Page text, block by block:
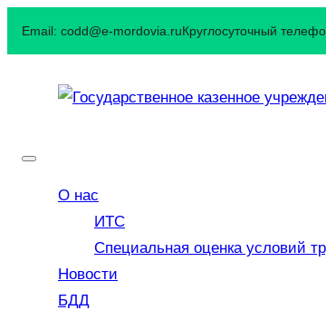
Email: codd@e-mordovia.ruКруглосуточный
О нас
ИТС
Специальная оценка условий
Новости
БДД